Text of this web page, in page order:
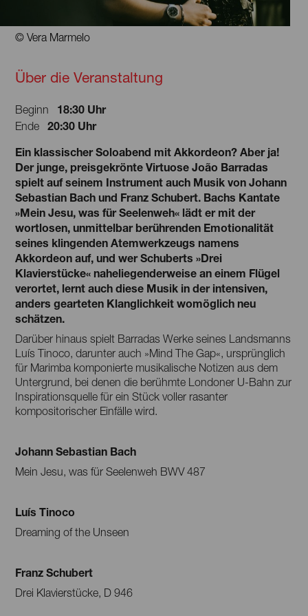
© Vera Marmelo
Über die Veranstaltung
Beginn 18:30 Uhr
Ende
20:30 Uhr
Ein klassischer Soloabend mit Akkordeon? Aber ja!
Der junge, preisgekrönte Virtuose João Barradas
spielt auf seinem Instrument auch Musik von Johann
Sebastian Bach und Franz Schubert. Bachs Kantate
»Mein Jesu, was für Seelenweh« lädt er mit der
wortlosen, unmittelbar berührenden Emotionalität
seines klingenden Atemwerkzeugs namens
Akkordeon auf, und wer Schuberts »Drei
Klavierstücke« naheliegenderweise an einem Flügel
verortet, lernt auch diese Musik in der intensiven,
anders gearteten Klanglichkeit womöglich neu
schätzen.
Darüber hinaus spielt Barradas Werke seines Landsmanns
Luís Tinoco, darunter auch »Mind The Gap«, ursprünglich
für Marimba komponierte musikalische Notizen aus dem
Untergrund, bei denen die berühmte Londoner U-Bahn zur
Inspirationsquelle für ein Stück voller rasanter
kompositorischer Einfälle wird.
Johann Sebastian Bach
Mein Jesu, was für Seelenweh BWV 487
Luís Tinoco
Dreaming of the Unseen
Franz Schubert
Drei Klavierstücke, D 946